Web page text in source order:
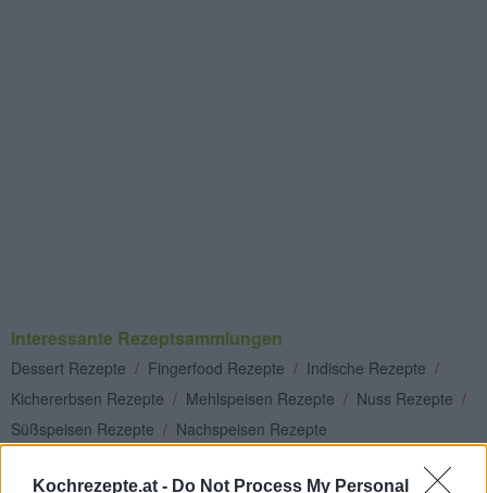
Kochrezepte.at - Do Not Process My Personal
Interessante Rezeptsammlungen
Dessert Rezepte / Fingerfood Rezepte / Indische Rezepte /
Kichererbsen Rezepte / Mehlspeisen Rezepte / Nuss Rezepte /
Süßspeisen Rezepte / Nachspeisen Rezepte
Top